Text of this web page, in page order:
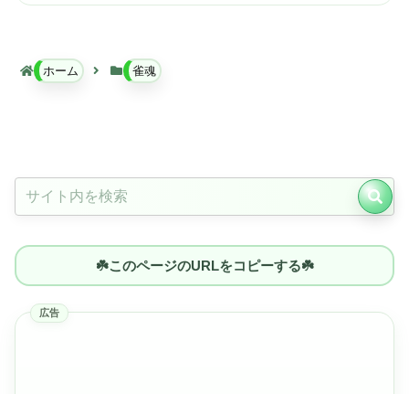
ホーム 雀魂
☘️このページのURLをコピーする☘️
広告